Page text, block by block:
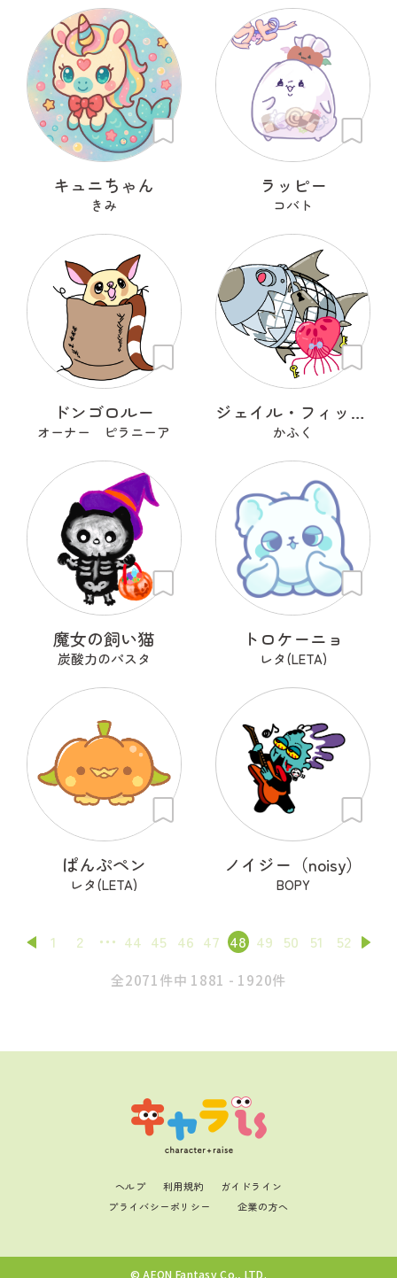
キュニちゃん
きみ
ラッピー
コバト
ドンゴロルー
オーナー ピラニーア
ジェイル・フィッシュ
かふく
魔女の飼い猫
炭酸力のパスタ
トロケーニョ
レタ(LETA)
ぱんぷペン
レタ(LETA)
ノイジー（noisy）
BOPY
1 2 44 45 46 47 48 49 50 51 52
全2071件中 1881 - 1920件
ヘルプ 利用規約
ガイドライン
プライバシーポリシー
企業の方へ
© AEON Fantasy Co., LTD.